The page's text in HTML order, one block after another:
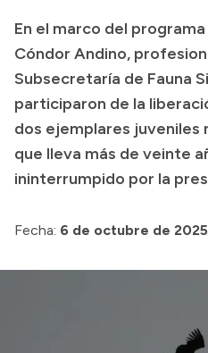
Geografía
Invertí en Río Negro
Transparencia
Presupuesto
En el marco del
Cóndor Andino,
Subsecretaría de Fauna
participaron de la
dos ejemplares juveniles
que lleva más de veinte
ininterrumpido por la
Fecha: 6 de octubre de 2025